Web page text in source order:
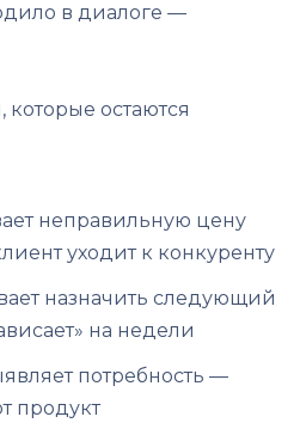
в диалоге —
остаются
неправильную цену
уходит к конкуренту
назначить следующий
на недели
потребность —
продукт